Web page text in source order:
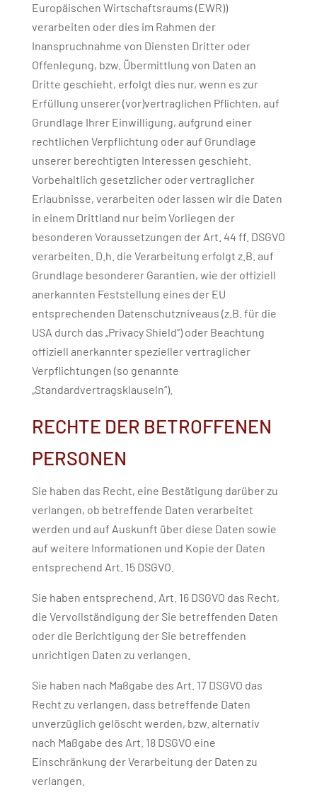
Europäischen Wirtschaftsraums (EWR))
verarbeiten oder dies im Rahmen der
Inanspruchnahme von Diensten Dritter oder
Offenlegung, bzw. Übermittlung von Daten an
Dritte geschieht, erfolgt dies nur, wenn es zur
Erfüllung unserer (vor)vertraglichen Pflichten, auf
Grundlage Ihrer Einwilligung, aufgrund einer
rechtlichen Verpflichtung oder auf Grundlage
unserer berechtigten Interessen geschieht.
Vorbehaltlich gesetzlicher oder vertraglicher
Erlaubnisse, verarbeiten oder lassen wir die Daten
in einem Drittland nur beim Vorliegen der
besonderen Voraussetzungen der Art. 44 ff. DSGVO
verarbeiten. D.h. die Verarbeitung erfolgt z.B. auf
Grundlage besonderer Garantien, wie der offiziell
anerkannten Feststellung eines der EU
entsprechenden Datenschutzniveaus (z.B. für die
USA durch das „Privacy Shield“) oder Beachtung
offiziell anerkannter spezieller vertraglicher
Verpflichtungen (so genannte
„Standardvertragsklauseln“).
RECHTE DER BETROFFENEN
PERSONEN
Sie haben das Recht, eine Bestätigung darüber zu
verlangen, ob betreffende Daten verarbeitet
werden und auf Auskunft über diese Daten sowie
auf weitere Informationen und Kopie der Daten
entsprechend Art. 15 DSGVO.
Sie haben entsprechend. Art. 16 DSGVO das Recht,
die Vervollständigung der Sie betreffenden Daten
oder die Berichtigung der Sie betreffenden
unrichtigen Daten zu verlangen.
Sie haben nach Maßgabe des Art. 17 DSGVO das
Recht zu verlangen, dass betreffende Daten
unverzüglich gelöscht werden, bzw. alternativ
nach Maßgabe des Art. 18 DSGVO eine
Einschränkung der Verarbeitung der Daten zu
verlangen.